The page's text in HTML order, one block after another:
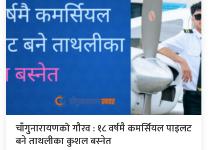
चाँगुनारायणको गौरव : १८ वर्षमै कमर्सियल पाइलट
बने ताथलीका कुशल बस्नेत